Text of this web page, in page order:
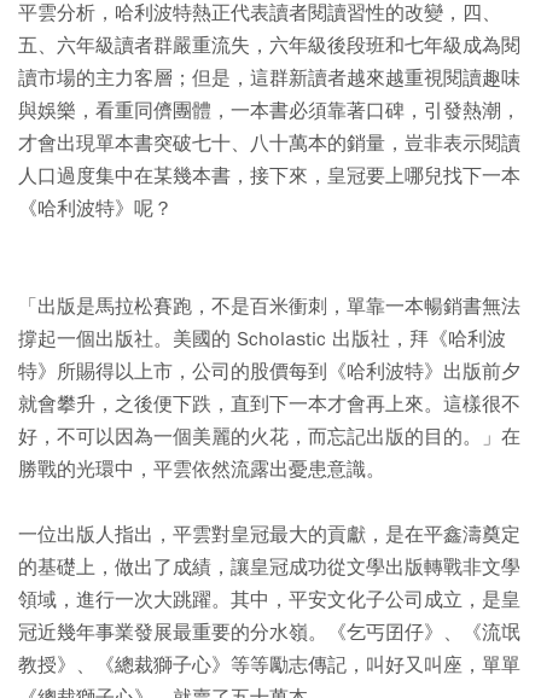
平雲分析，哈利波特熱正代表讀者閱讀習性的改變，四、
五、六年級讀者群嚴重流失，六年級後段班和七年級成為閱
讀市場的主力客層；但是，這群新讀者越來越重視閱讀趣味
與娛樂，看重同儕團體，一本書必須靠著口碑，引發熱潮，
才會出現單本書突破七十、八十萬本的銷量，豈非表示閱讀
人口過度集中在某幾本書，接下來，皇冠要上哪兒找下一本
《哈利波特》呢？
「出版是馬拉松賽跑，不是百米衝刺，單靠一本暢銷書無法
撐起一個出版社。美國的 Scholastic 出版社，拜《哈利波
特》所賜得以上市，公司的股價每到《哈利波特》出版前夕
就會攀升，之後便下跌，直到下一本才會再上來。這樣很不
好，不可以因為一個美麗的火花，而忘記出版的目的。」在
勝戰的光環中，平雲依然流露出憂患意識。
一位出版人指出，平雲對皇冠最大的貢獻，是在平鑫濤奠定
的基礎上，做出了成績，讓皇冠成功從文學出版轉戰非文學
領域，進行一次大跳躍。其中，平安文化子公司成立，是皇
冠近幾年事業發展最重要的分水嶺。《乞丐囝仔》、《流氓
教授》、《總裁獅子心》等等勵志傳記，叫好又叫座，單單